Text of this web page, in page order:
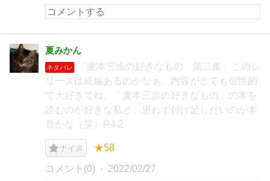
夏みかん
ネタバレ
「麦本三歩の好きなもの 第二集」このシ
リーズは続編あるのかなぁ、内容がとても個性的
で大好きでね、「麦本三歩の好きなもの」の本を
読むのが好きな私と、思わず付け足したいのが本
音かな（笑）R4.2
ナイス ★58
コメント(0) 2022/02/27